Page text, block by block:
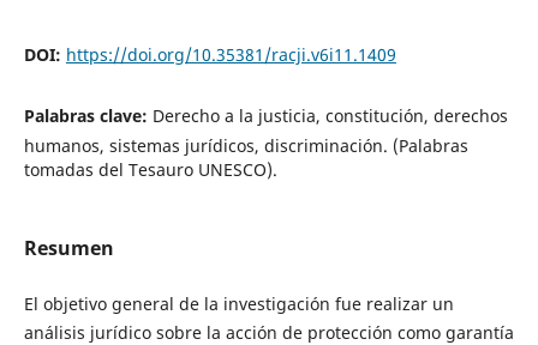
DOI: https://doi.org/10.35381/racji.v6i11.1409
Palabras clave: Derecho a la justicia, constitución, derechos
humanos, sistemas jurídicos, discriminación. (Palabras
tomadas del Tesauro UNESCO).
Resumen
El objetivo general de la investigación fue realizar un
análisis jurídico sobre la acción de protección como garantía